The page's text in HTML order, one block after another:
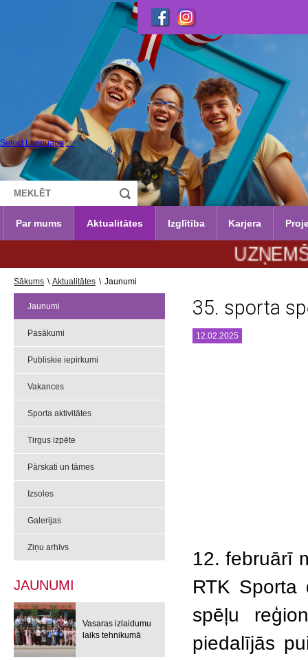
Select Language ▼
Par mums Aktualitātes Izglītība Karjera
Sākums \ Aktualitātes \ Jaunumi
Jaunumi
Pasākumi
Publiskie iepirkumi
Vakances
Sporta aktivitātes
Tirgus izpēte
Pārskati un tāmes
Izsoles
Galerijas
Ziņu arhīvs
JAUNUMI
Vasaras izlaidumu
laiks tehnikumā
35. sporta
12.02.2025
12. februārī
RTK Sporta
spēļu
piedalījās